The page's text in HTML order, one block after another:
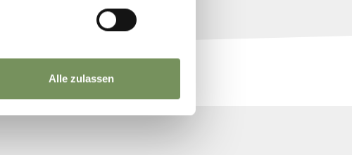
Alle zulassen